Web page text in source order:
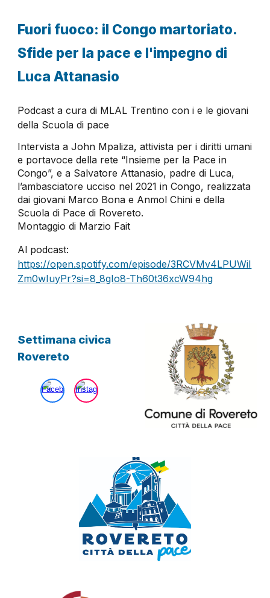
Fuori fuoco: il Congo martoriato.
Sfide per la pace e l'impegno di
Luca Attanasio
Podcast a cura di MLAL Trentino con i e le giovani
della Scuola di pace
Intervista a John Mpaliza, attivista per i diritti umani
e portavoce della rete “Insieme per la Pace in
Congo”, e a Salvatore Attanasio, padre di Luca,
l’ambasciatore ucciso nel 2021 in Congo, realizzata
dai giovani Marco Bona e Anmol Chini e della
Scuola di Pace di Rovereto.
Montaggio di Marzio Fait
Al podcast:
https://open.spotify.com/episode/3RCVMv4LPUWiI
Zm0wIuyPr?si=8_8gIo8-Th60t36xcW94hg
Settimana civica
Rovereto